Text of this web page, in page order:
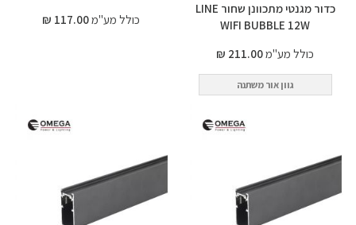
כדור מגנטי מתכוונן שחור LINE
WIFI BUBBLE 12W
כולל מע"מ211.00 ₪
גוון אור משתנה
כולל מע"מ117.00 ₪